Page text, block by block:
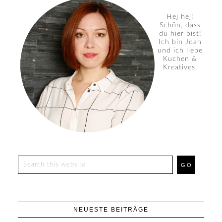
Hej hej!
Schön, dass
du hier bist!
Ich bin Joan
und ich liebe
Kuchen &
Kreatives.
NEUESTE BEITRÄGE